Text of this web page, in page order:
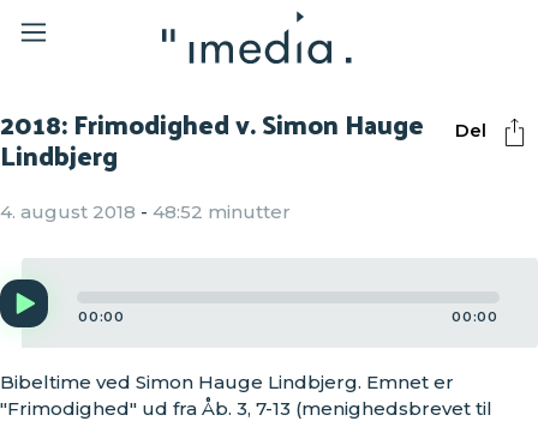
Del
2018: Frimodighed v. Simon Hauge
Lindbjerg
4. august 2018 - 48:52 minutter
Audio
Player
00:00 00:00
Bibeltime ved Simon Hauge Lindbjerg. Emnet er
"Frimodighed" ud fra Åb. 3, 7-13 (menighedsbrevet til